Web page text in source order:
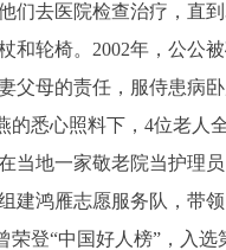
们去医院检查治疗，直
和轮椅。2002年，公公
父母的责任，服侍患病
的悉心照料下，4位老人
当地一家敬老院当护理
建鸿雁志愿服务队，带
荣登“中国好人榜”，入